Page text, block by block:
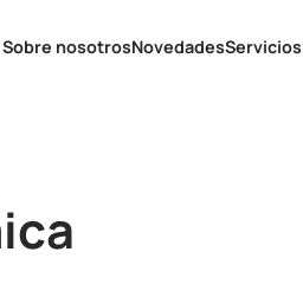
Sobre nosotrosNovedadesServicios